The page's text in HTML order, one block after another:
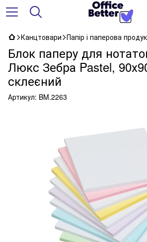
Канцтовари Папір і паперова
Блок паперу для
Люкс Зебра Pastel,
склеєний
Артикул: BM.2263